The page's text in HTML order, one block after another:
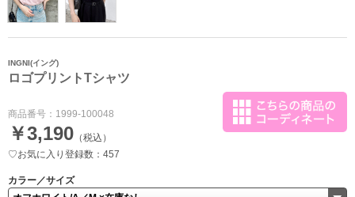
INGNI(イング)
ロゴプリントTシャツ
商品番号： 1999-100048
￥3,190 （税込）
♡お気に入り登録数：457
カラー／サイズ